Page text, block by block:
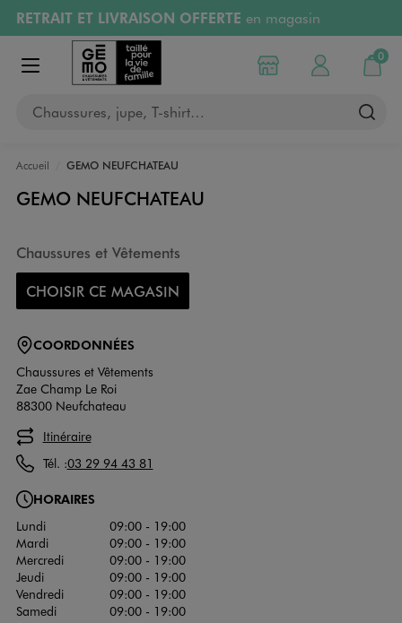
Aller au contenu principal
Aller à la navigation
RETRAIT ET LIVRAISON OFFERTE en magasin
Retours OFFERTSpendant 30 jours
PAYEZ EN 3x SANS FRAIS
RÉSERVATION GRATUITE
Afficher le menu
Chaussures, jupe, T-shirt…
Choisir mon magasin
Mon compte
0
Mon
Accueil GEMO NEUFCHATEAU
GEMO NEUFCHATEAU
Chaussures et Vêtements
CHOISIR CE MAGASIN
COORDONNÉES
Chaussures et Vêtements
Zae Champ Le Roi
88300 Neufchateau
Itinéraire
Tél. :03 29 94 43 81
HORAIRES
Lundi
09:00 - 19:00
Mardi
09:00 - 19:00
Mercredi
09:00 - 19:00
Jeudi
09:00 - 19:00
Vendredi
09:00 - 19:00
Samedi
09:00 - 19:00